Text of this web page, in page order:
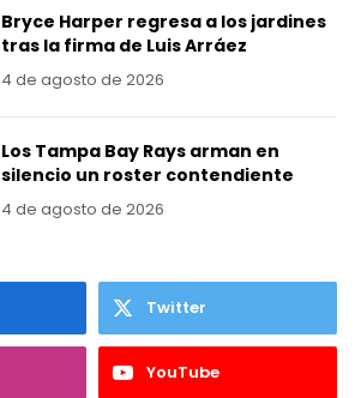
Bryce Harper regresa a los jardines
tras la firma de Luis Arráez
4 de agosto de 2026
Los Tampa Bay Rays arman en
silencio un roster contendiente
4 de agosto de 2026
Twitter
YouTube